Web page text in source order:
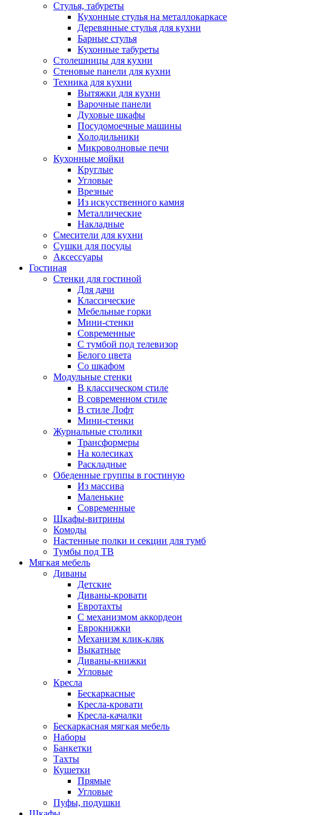
Стулья, табуреты
Кухонные стулья на металлокаркасе
Деревянные стулья для кухни
Барные стулья
Кухонные табуреты
Столешницы для кухни
Стеновые панели для кухни
Техника для кухни
Вытяжки для кухни
Варочные панели
Духовые шкафы
Посудомоечные машины
Холодильники
Микроволновые печи
Кухонные мойки
Круглые
Угловые
Врезные
Из искусственного камня
Металлические
Накладные
Смесители для кухни
Сушки для посуды
Аксессуары
Гостиная
Стенки для гостиной
Для дачи
Классические
Мебельные горки
Мини-стенки
Современные
С тумбой под телевизор
Белого цвета
Со шкафом
Модульные стенки
В классическом стиле
В современном стиле
В стиле Лофт
Мини-стенки
Журнальные столики
Трансформеры
На колесиках
Раскладные
Обеденные группы в гостиную
Из массива
Маленькие
Современные
Шкафы-витрины
Комоды
Настенные полки и секции для тумб
Тумбы под ТВ
Мягкая мебель
Диваны
Детские
Диваны-кровати
Евротахты
С механизмом аккордеон
Еврокнижки
Механизм клик-кляк
Выкатные
Диваны-книжки
Угловые
Кресла
Бескаркасные
Кресла-кровати
Кресла-качалки
Бескаркасная мягкая мебель
Наборы
Банкетки
Тахты
Кушетки
Прямые
Угловые
Пуфы, подушки